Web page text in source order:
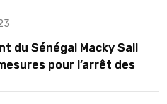
du Sénégal Macky Sall
pour l’arrêt des